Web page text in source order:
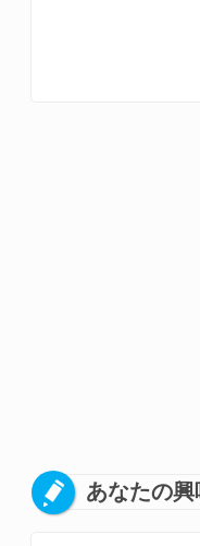
あなたの興